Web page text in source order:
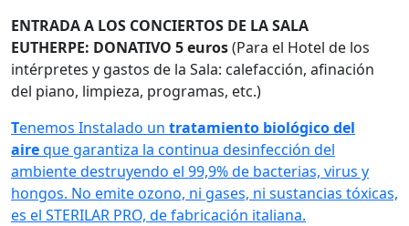
ENTRADA A LOS CONCIERTOS DE LA SALA
EUTHERPE: DONATIVO 5 euros(Para el Hotel de los
intérpretes y gastos de la Sala: calefacción, afinación
del piano, limpieza, programas, etc.)
Tenemos Instalado un tratamiento biológico del
aireque garantiza la continua desinfección del
ambiente destruyendo el 99,9% de bacterias, virus y
hongos. No emite ozono, ni gases, ni sustancias tóxicas,
es el STERILAR PRO, de fabricación italiana.